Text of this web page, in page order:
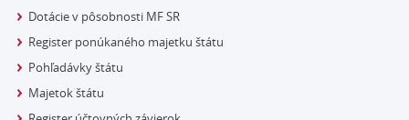
Dotácie v pôsobnosti MF SR
Register ponúkaného majetku štátu
Pohľadávky štátu
Majetok štátu